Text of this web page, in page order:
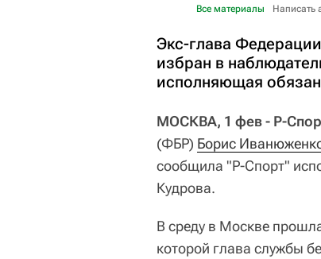
Все материалы
Написать
Экс-глава
избран в
исполняющая
МОСКВА, 1 фев - Р-
(ФБР) Борис
сообщила "Р-Спорт"
Кудрова.
В среду в Москве
которой глава службы